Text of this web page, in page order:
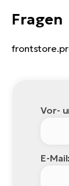
Fragen
Vor-
E-Mail: